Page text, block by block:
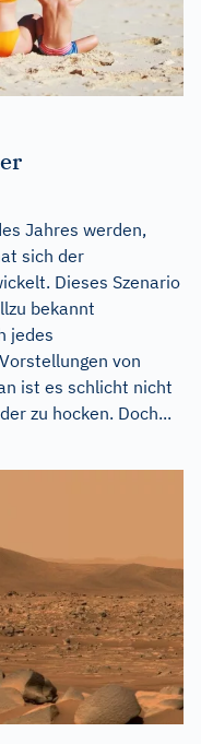
Jahres werden,
sich der
Dieses Szenario
bekannt
jedes
von
ist es schlicht nicht
zu hocken. Doch...